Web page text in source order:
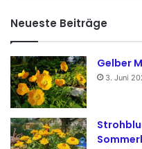
Neueste Beiträge
Gelber
3. Juni